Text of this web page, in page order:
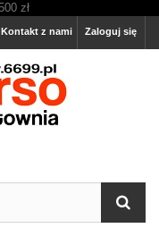
Zaloguj się
Kontakt z nami